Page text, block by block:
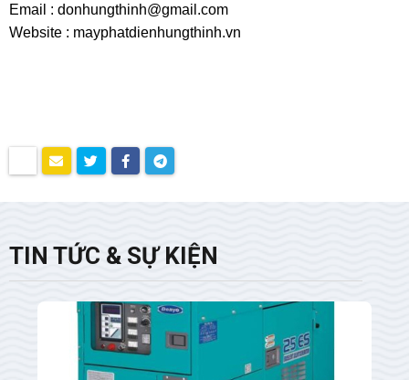
Email : donhungthinh@gmail.com
Website : mayphatdienhungthinh.vn
TIN TỨC & SỰ KIỆN